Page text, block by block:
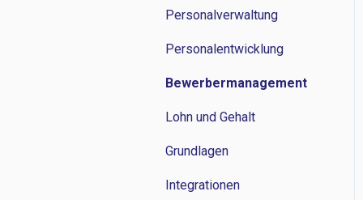
Lohn und Gehalt
Grundlagen
Personalverwaltung
Personalentwicklung
Bewerbermanagement
Lohn und Gehalt
Grundlagen
Integrationen